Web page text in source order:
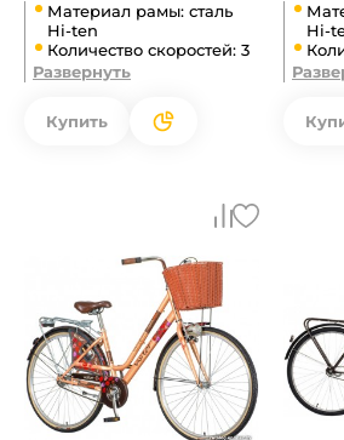
Материал рамы: сталь
Hi-ten
Количество скоростей: 3
Развернуть
Купить
Hi-